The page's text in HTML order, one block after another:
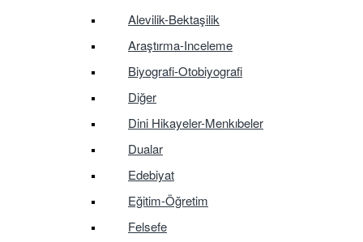
Alevilik-Bektaşilik
Araştırma-Inceleme
Biyografi-Otobiyografi
Diğer
Dini Hikayeler-Menkıbeler
Dualar
Edebiyat
Eğitim-Öğretim
Felsefe